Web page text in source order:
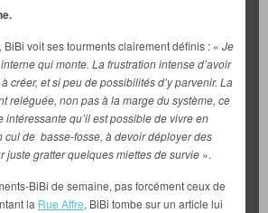
, BiBi voit ses tourments clairement définis : « Je
qui monte. La frustration intense d’avoir
créer, et si peu de possibilités d’y parvenir. La
reléguée, non pas à la marge du système, ce
intéressante qu’il est possible de vivre en
cul de basse-fosse, à devoir déployer des
juste gratter quelques miettes de survie ».
BiBi de semaine, pas forcément ceux de
la Rue Affre, BiBi tombe sur un article lui